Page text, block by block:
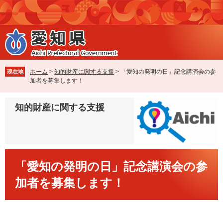
ペ
ー
ジ
の
先
で
す
メ
ニ
ュ
ー
を
ば
し
現在地 ホーム > 知的財産に関する支援 >
「愛知の発明の日」記念講演会の参
加者を募集します！
知的財産に関する支援
「愛知の発明の日」記念講演会の参
加者を募集します！